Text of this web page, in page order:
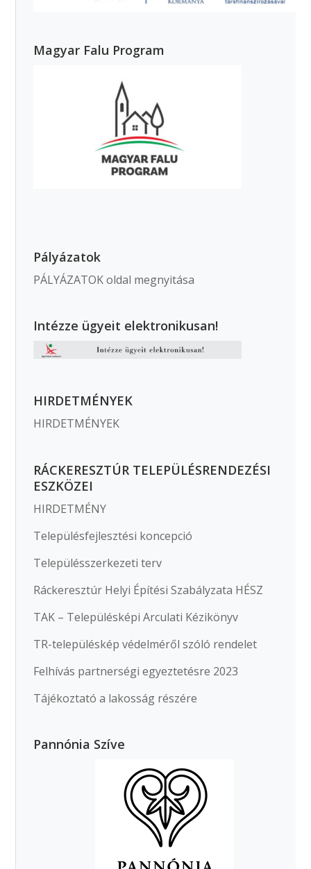
Magyar Falu Program
Pályázatok
PÁLYÁZATOK oldal megnyitása
Intézze ügyeit elektronikusan!
HIRDETMÉNYEK
HIRDETMÉNYEK
RÁCKERESZTÚR TELEPÜLÉSRENDEZÉSI
ESZKÖZEI
HIRDETMÉNY
Településfejlesztési koncepció
Településszerkezeti terv
Ráckeresztúr Helyi Építési Szabályzata HÉSZ
TAK – Településképi Arculati Kézikönyv
TR-településkép védelméről szóló rendelet
Felhívás partnerségi egyeztetésre 2023
Tájékoztató a lakosság részére
Pannónia Szíve